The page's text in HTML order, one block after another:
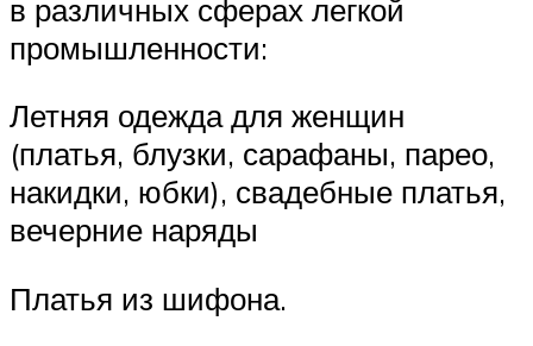
в различных сферах легкой
промышленности:
Летняя одежда для женщин
(платья, блузки, сарафаны, парео,
накидки, юбки), свадебные платья,
вечерние наряды
Платья из шифона.